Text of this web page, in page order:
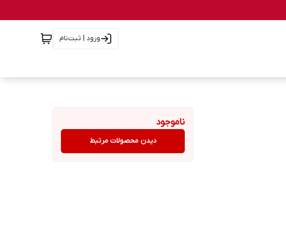
ورود | ثبت‌نام
ناموجود
دیدن محصولات مرتبط